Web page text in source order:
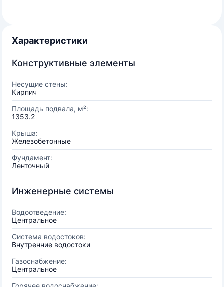
Характеристики
Конструктивные элементы
Несущие стены:
Кирпич
Площадь подвала, м²:
1353.2
Крыша:
Железобетонные
Фундамент:
Ленточный
Инженерные системы
Водоотведение:
Центральное
Система водостоков:
Внутренние водостоки
Газоснабжение:
Центральное
Горячее водоснабжение: